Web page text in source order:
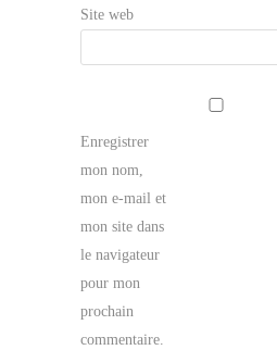
Site web
Enregistrer
mon nom,
mon e-mail et
mon site dans
le navigateur
pour mon
prochain
commentaire.